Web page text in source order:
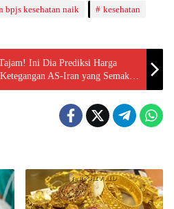
bpjs kesehatan naik
kesehatan
Ini Dia Prediksi Harga
AS-Iran yang Semakin